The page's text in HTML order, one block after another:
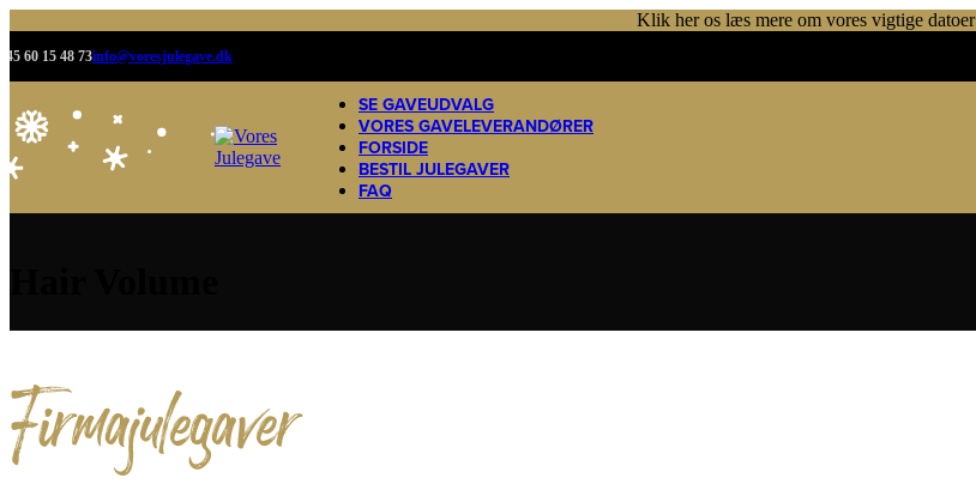
Klik her os læs mere om vores vigtige datoer
60 15 48 73info@voresjulegave.dk
SE GAVEUDVALG
VORES GAVELEVERANDØRER
FORSIDE
BESTIL JULEGAVER
FAQ
Firmajulegaver